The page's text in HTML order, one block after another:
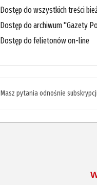
Dostęp do wszystkich treści
Dostęp do archiwum "Gazety
Dostęp do felietonów on-line
Masz pytania odnośnie